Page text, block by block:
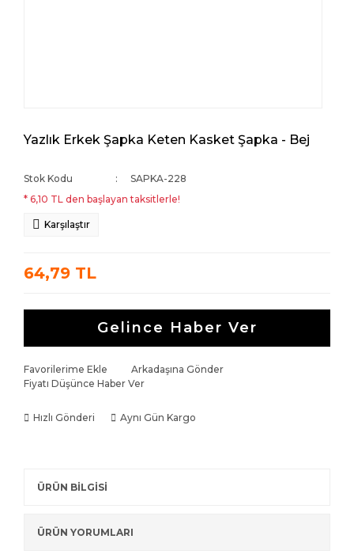
Yazlık Erkek Şapka Keten Kasket Şapka - Bej
Stok Kodu
SAPKA-228
* 6,10 TL den başlayan taksitlerle!
Karşılaştır
64,79 TL
Gelince Haber Ver
Favorilerime Ekle
Arkadaşına Gönder
Fiyatı Düşünce Haber Ver
Hızlı Gönderi Aynı Gün Kargo
ÜRÜN BİLGİSİ
ÜRÜN YORUMLARI